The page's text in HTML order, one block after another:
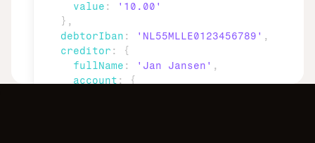
value :
'10.00'
} ,
debtorIban : 'NL55MLLE0123456789' ,
creditor :
{
fullName : 'Jan Jansen' ,
account :
{